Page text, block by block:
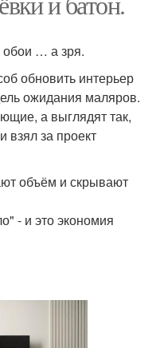
обои … а зря.
обновить интерьер
ожидания маляров.
а выглядят так,
взял за проект
объём и скрывают
- и это экономия